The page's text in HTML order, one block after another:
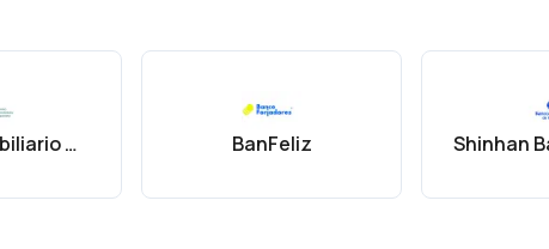
Banco Inmobiliario Mexicano (BIM) BanFeliz Shinhan